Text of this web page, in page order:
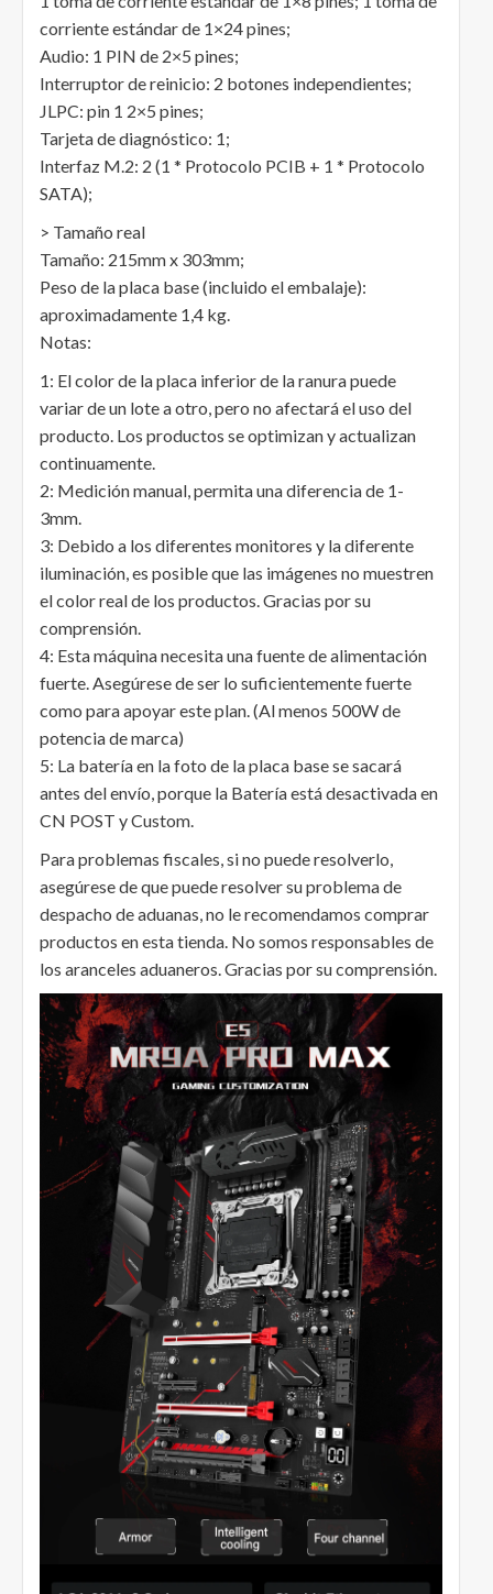
corriente estándar de 1×24 pines;
Audio: 1 PIN de 2×5 pines;
Interruptor de reinicio: 2 botones independientes;
JLPC: pin 1 2×5 pines;
Tarjeta de diagnóstico: 1;
Interfaz M.2: 2 (1 * Protocolo PCIB + 1 * Protocolo
SATA);
> Tamaño real
Tamaño: 215mm x 303mm;
Peso de la placa base (incluido el embalaje):
aproximadamente 1,4 kg.
Notas:
1: El color de la placa inferior de la ranura puede
variar de un lote a otro, pero no afectará el uso del
producto. Los productos se optimizan y actualizan
continuamente.
2: Medición manual, permita una diferencia de 1-
3mm.
3: Debido a los diferentes monitores y la diferente
iluminación, es posible que las imágenes no muestren
el color real de los productos. Gracias por su
comprensión.
4: Esta máquina necesita una fuente de alimentación
fuerte. Asegúrese de ser lo suficientemente fuerte
como para apoyar este plan. (Al menos 500W de
potencia de marca)
5: La batería en la foto de la placa base se sacará
antes del envío, porque la Batería está desactivada en
CN POST y Custom.
Para problemas fiscales, si no puede resolverlo,
asegúrese de que puede resolver su problema de
despacho de aduanas, no le recomendamos comprar
productos en esta tienda. No somos responsables de
los aranceles aduaneros. Gracias por su comprensión.